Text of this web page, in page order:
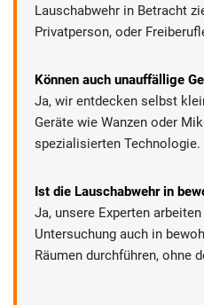
Lauschabwehr in Betracht
Privatperson, oder
Können auch unauffällige
Ja, wir entdecken selbst
Geräte wie Wanzen oder
spezialisierten Technologie.
Ist die Lauschabwehr in
Ja, unsere Experten
Untersuchung auch in
Räumen durchführen, ohne